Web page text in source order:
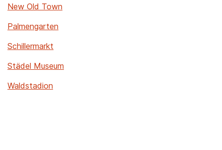
New Old Town
Palmengarten
Schillermarkt
Städel Museum
Waldstadion